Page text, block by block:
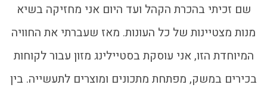
שם זכיתי בהכרת הקהל ועד היום אני מחזיקה בשיא
מנות מצטיינות של כל העונות. מאז שעברתי את החוויה
המיוחדת הזו, אני עוסקת בסטיילינג מזון עבור לקוחות
בכירים במשק, מפתחת מתכונים ומוצרים לתעשייה. בין